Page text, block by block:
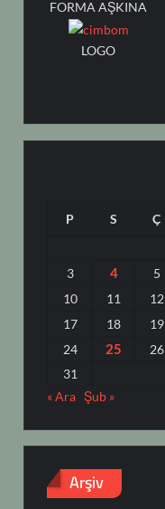
FORMA AŞKINA
LOGO
P S Ç
3
4 5
10
11 12
17
18 19
24
25 26
31
« Ara Şub »
Arşiv